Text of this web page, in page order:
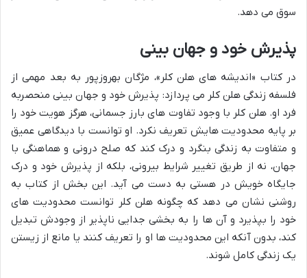
سوق می دهد.
پذیرش خود و جهان بینی
در کتاب «اندیشه های هلن کلر»، مژگان بهروزپور به بعد مهمی از
فلسفه زندگی هلن کلر می پردازد: پذیرش خود و جهان بینی منحصربه
فرد او. هلن کلر با وجود تفاوت های بارز جسمانی، هرگز هویت خود را
بر پایه محدودیت هایش تعریف نکرد. او توانست با دیدگاهی عمیق
و متفاوت به زندگی بنگرد و درک کند که صلح درونی و هماهنگی با
جهان، نه از طریق تغییر شرایط بیرونی، بلکه از پذیرش خود و درک
جایگاه خویش در هستی به دست می آید. این بخش از کتاب به
روشنی نشان می دهد که چگونه هلن کلر توانست محدودیت های
خود را بپذیرد و آن ها را به بخشی جدایی ناپذیر از وجودش تبدیل
کند، بدون آنکه این محدودیت ها او را تعریف کنند یا مانع از زیستن
یک زندگی کامل شوند.